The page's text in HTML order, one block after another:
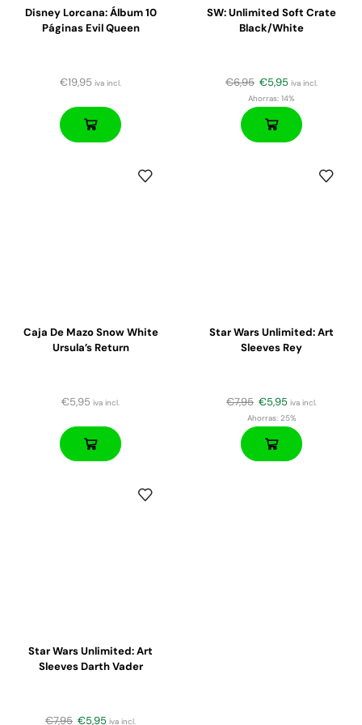
Disney Lorcana: Álbum 10
Páginas Evil Queen
€19,95 iva incl.
SW: Unlimited Soft Crate
Black/White
€6,95 €5,95 iva incl.
Ahorras: 14%
Caja De Mazo Snow White
Ursula’s Return
€5,95 iva incl.
Star Wars Unlimited: Art
Sleeves Rey
€7,95 €5,95 iva incl.
Ahorras:25%
Star Wars Unlimited: Art
Sleeves Darth Vader
€7,95 €5,95 iva incl.